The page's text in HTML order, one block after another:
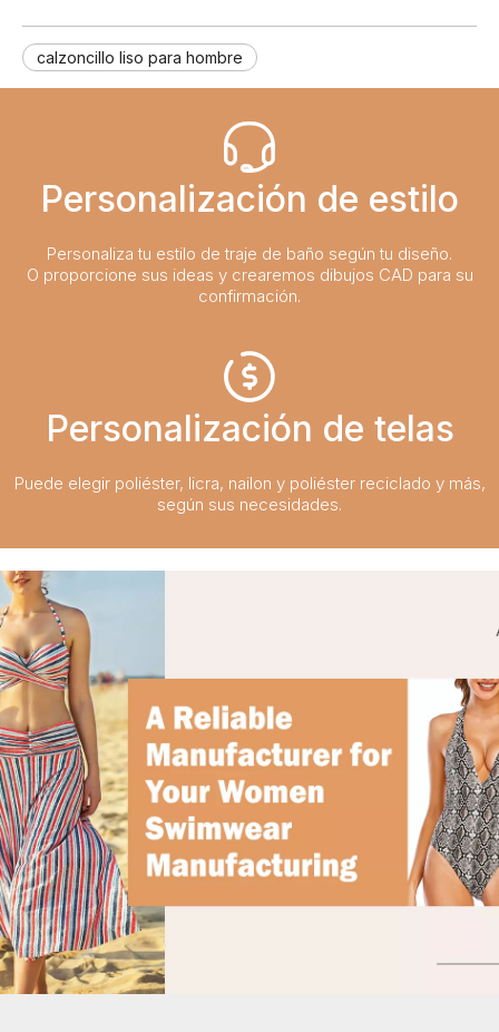
calzoncillo liso para hombre
Personalización de estilo
Personaliza tu estilo de traje de baño según tu diseño.
O proporcione sus ideas y crearemos dibujos CAD para su
confirmación.
Personalización de telas
Puede elegir poliéster, licra, nailon y poliéster reciclado y más,
según sus necesidades.